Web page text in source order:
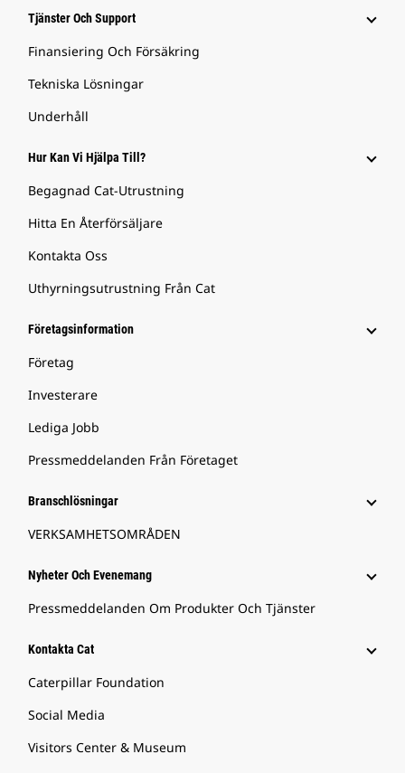
Tjänster Och Support
Finansiering Och Försäkring
Tekniska Lösningar
Underhåll
Hur Kan Vi Hjälpa Till?
Begagnad Cat-Utrustning
Hitta En Återförsäljare
Kontakta Oss
Uthyrningsutrustning Från Cat
Företagsinformation
Företag
Investerare
Lediga Jobb
Pressmeddelanden Från Företaget
Branschlösningar
VERKSAMHETSOMRÅDEN
Nyheter Och Evenemang
Pressmeddelanden Om Produkter Och Tjänster
Kontakta Cat
Caterpillar Foundation
Social Media
Visitors Center & Museum